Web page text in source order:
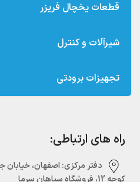
قطعات یخچال فریزر
شیرآلات و کنترل
تجهیزات برودتی
راه های ارتباطی:
دفتر مرکزی:‌ اصفهان، خیابان
کوچه 12، فروشگاه سپاهان سرما